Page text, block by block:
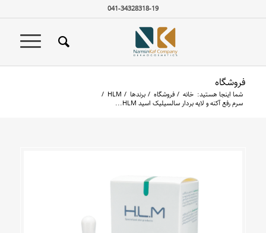
041-34328318-19
فروشگاه
شما اینجا هستید: خانه / فروشگاه / برندها /
HLM
/
سرم رفع آکنه و لایه بردار سالسیلیک اسید HLM...